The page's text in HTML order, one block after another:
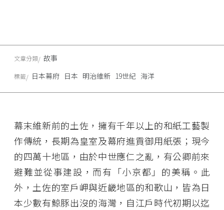
幕末維新前的土佐，擁有千年以上的和紙工藝製
作傳統，長期為皇室及幕府進貢御用紙張；現今
的四萬十地區，由於中世應仁之亂，有公卿前來
避難並從事建設，而有「小京都」的美稱。此
外，土佐的室戶岬與近畿地區的和歌山，皆為日
本少數有鯨豚出沒的海灣，自江戶時代初期以迄
文章分類 故事
標籤 日本幕府 日本 明治維新 19世紀 海洋